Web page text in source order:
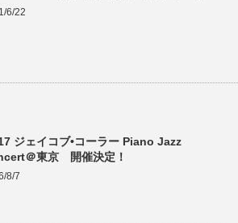
6/22
ジェイコブ•コーラー Piano Jazz
＠東京 開催決定！
8/7